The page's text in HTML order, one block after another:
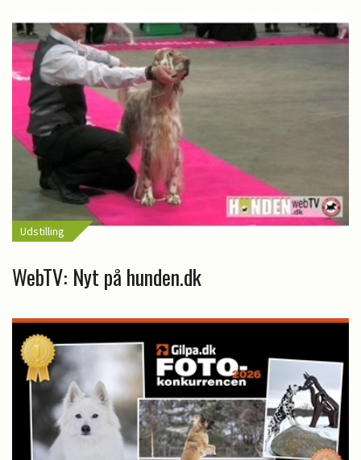
Udstilling
WebTV: Nyt på hunden.dk